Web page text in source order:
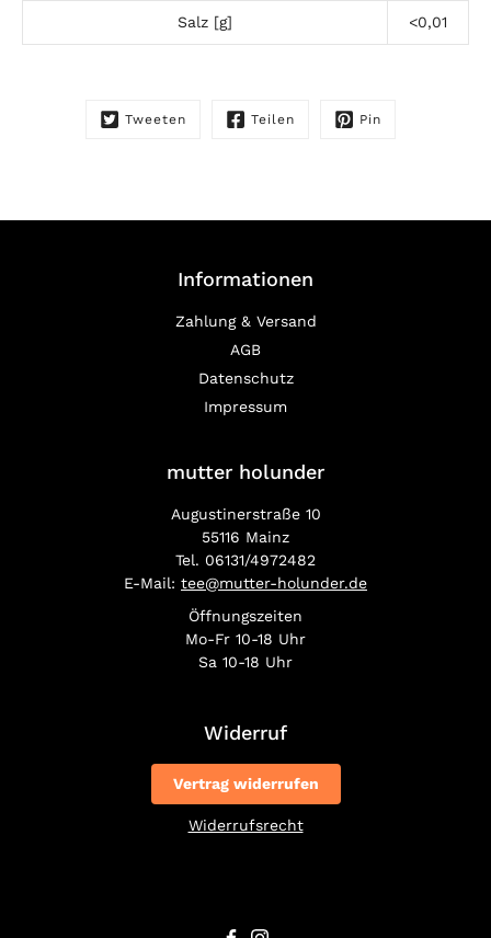
Salz [g] <0,01
Tweeten Teilen Pin
Informationen
Zahlung & Versand
AGB
Datenschutz
Impressum
mutter holunder
Augustinerstraße 10
55116 Mainz
Tel. 06131/4972482
E-Mail: tee@mutter-holunder.de
Öffnungszeiten
Mo-Fr 10-18 Uhr
Sa 10-18 Uhr
Widerruf
Vertrag widerrufen
Widerrufsrecht